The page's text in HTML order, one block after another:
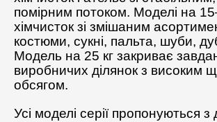
помірним потоком. Моделі на
хімчисток зі змішаним
костюми, сукні, пальта, шуби,
Модель на 25 кг закриває
виробничих ділянок з високим
обсягом.
Усі моделі серії пропонуються